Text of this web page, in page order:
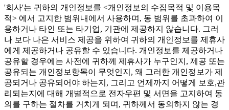
'회사'는 귀하의 개인정보를 <개인정보의 수집목적 및 이용목
적> 에서 고지한 범위내에서 사용하며, 동 범위를 초과하여 이
용하거나 타인 또는 타기업, 기관에 제공하지 않습니다. 그러
나 보다 나은 서비스 제공을 위하여 귀하의 개인정보를 제휴사
에게 제공하거나 공유할 수 있습니다. 개인정보를 제공하거나
공유할 경우에는 사전에 귀하께 제휴사가 누구인지, 제공 또는
공유되는 개인정보항목이 무엇인지, 왜 그러한 개인정보가 제
공되거나 공유되어야 하는지, 그리고 언제까지 어떻게 보호,관
리되는지에 대해 개별적으로 전자우편 및 서면을 고지하여 동
의를 구하는 절차를 거치게 되며, 귀하께서 동의하지 않는 경